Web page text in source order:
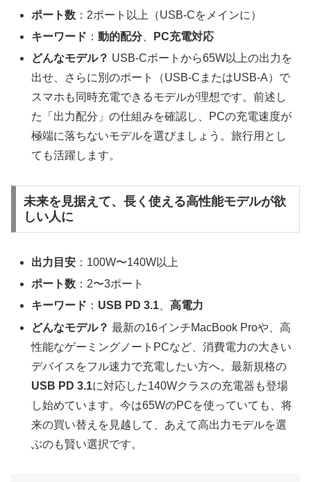
ポート数 ：2ポート以上（USB-Cをメインに）
キーワード ：動的配分、
PC充電対応
どんなモデル？ USB-Cポートから65W以上の出力を
出せ、さらに別のポート（USB-CまたはUSB-A）で
スマホも同時充電できるモデルが理想です。前述し
た「出力配分」の仕組みを確認し、PCの充電速度が
極端に落ちないモデルを選びましょう。旅行用とし
ても活躍します。
未来を見据えて、長く使える高性能モデルが欲
しい人に
出力目安 ：100W〜140W以上
ポート数 ：2〜3ポート
キーワード ： USB PD 3.1 、高電力
どんなモデル？ 最新の16インチMacBook Proや、高
性能なゲーミングノートPCなど、消費電力の大きい
デバイスをフル速力で充電したい方へ。最新規格の
USB PD 3.1に対応した140Wクラスの充電器も登場
し始めています。今は65WのPCを使っていても、将
来の買い替えを見越して、あえて高出力モデルを選
ぶのも賢い選択です。